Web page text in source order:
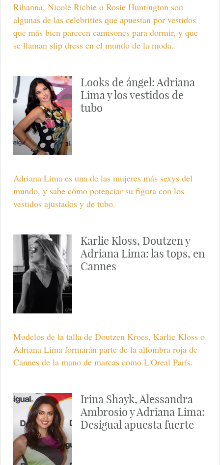
Rihanna, Nicole Richie o Rosie Huntington son
algunas de las celebrities que apuestan por vestidos
que más bien parecen camisones para dormir, y que
se llaman slip dress en el mundo de la moda.
Looks de ángel: Adriana
Lima y los vestidos de
tubo
Adriana Lima es una de las mujeres más sexys del
mundo, y sabe cómo potenciar su figura con los
vestidos ajustados y de tubo.
Karlie Kloss, Doutzen y
Adriana Lima: las tops, en
Cannes
Modelos de la talla de Doutzen Kroes, Karlie Kloss o
Adriana Lima formarán parte de la alfombra roja de
Cannes de la mano de marcas como L'Oreal París.
Irina Shayk, Alessandra
Ambrosio y Adriana Lima:
Desigual apuesta fuerte